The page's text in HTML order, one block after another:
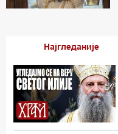
Најгледаније